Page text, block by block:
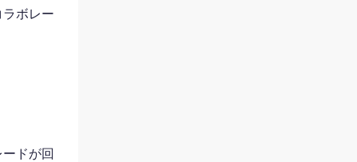
ボレー
ドが回